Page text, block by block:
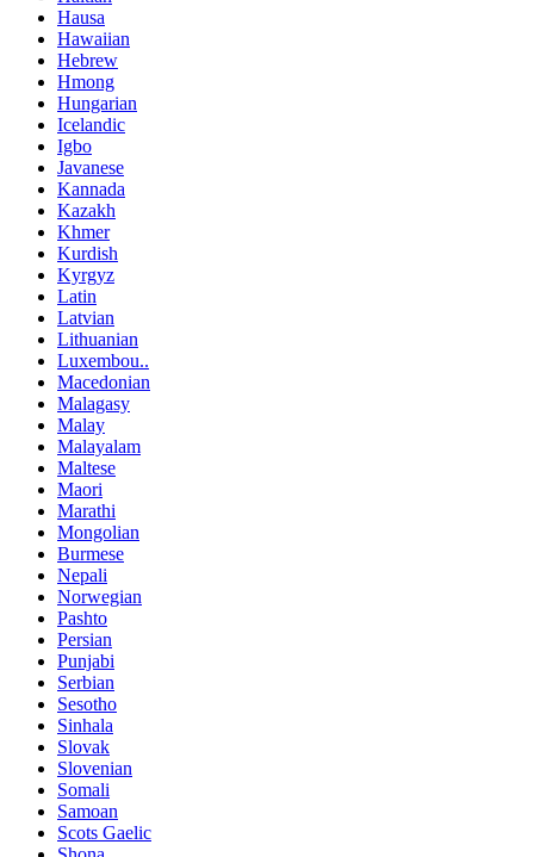
Hausa
Hawaiian
Hebrew
Hmong
Hungarian
Icelandic
Igbo
Javanese
Kannada
Kazakh
Khmer
Kurdish
Kyrgyz
Latin
Latvian
Lithuanian
Luxembou..
Macedonian
Malagasy
Malay
Malayalam
Maltese
Maori
Marathi
Mongolian
Burmese
Nepali
Norwegian
Pashto
Persian
Punjabi
Serbian
Sesotho
Sinhala
Slovak
Slovenian
Somali
Samoan
Scots Gaelic